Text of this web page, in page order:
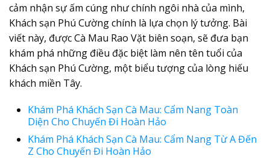
cảm nhận sự ấm cúng như chính ngôi nhà của mình,
Khách sạn Phú Cường chính là lựa chọn lý tưởng. Bài
viết này, được Cà Mau Rao Vặt biên soạn, sẽ đưa bạn
khám phá những điều đặc biệt làm nên tên tuổi của
Khách sạn Phú Cường, một biểu tượng của lòng hiếu
khách miền Tây.
Khám Phá Khách Sạn Cà Mau: Cẩm Nang Toàn
Diện Cho Chuyến Đi Hoàn Hảo
Khám Phá Khách Sạn Cà Mau: Cẩm Nang Từ A Đến
Z Cho Chuyến Đi Hoàn Hảo